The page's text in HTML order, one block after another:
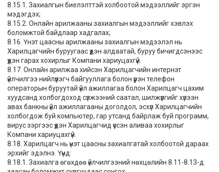
8.15.1. Захиалгын биелэлттэй холбоотой мэдээллийг эргэн
мэдэгдэх;
8.15.2. Онлайн арилжааны захиалгын мэдээллийг хэвлэх
боломжтой байдлаар хадгалах;
8.16. Үнэт цаасны арилжааны захиалгын мэдээлэл нь
Харилцагчийн буруугаас үүдэн алдаатай, буруу бичигдсэнээс
үүдэн гарах хохирлыг Компани хариуцахгүй.
8.17. Онлайн арилжаа хийсэн Харилцагчийн интернэт
үйлчилгээ нийлүүлэгч байгууллага болон үүрэн телефон
операторын буруутай үйл ажиллагаа болон Харилцагч цахим
хуудсанд холбогдоход сүлжээний саатал, шилжүүлгийг хүлээн
авах банкны үйл ажиллагааны доголдол, эсхүл Харилцагчийн
холбогдож буй компьютер, гар утсанд байрлаж буй программ,
вирус зэргээс үүдэн Харилцагчид үүссэн аливаа хохирлыг
Компани хариуцахгүй.
8.18. Харилцагч нь үнэт цаасны захиалгатай холбоотой дараах
эрхийг эдэлнэ. Үүнд:
8.18.1. Захиалга өгөхдөө үйлчилгээний нөхцөлийн 8.11-8.13-д